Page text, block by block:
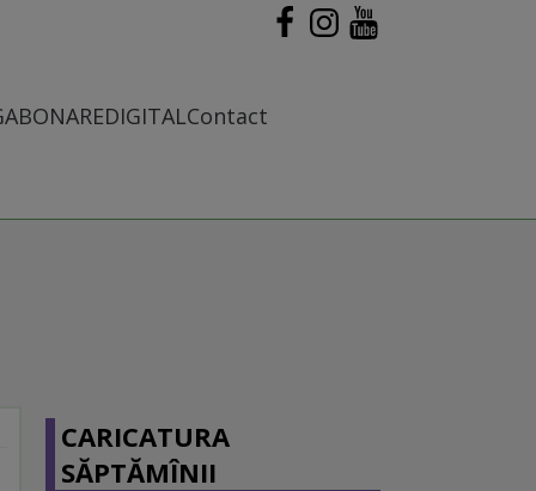
ABONAREDIGITALContact
CARICATURA
SĂPTĂMÎNII